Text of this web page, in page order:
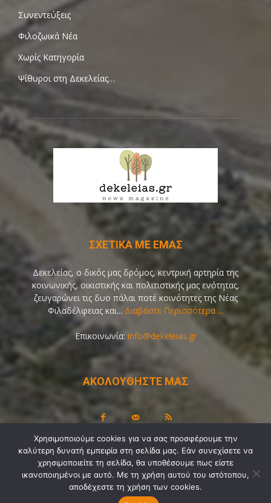
Συνεντεύξεις
Φιλοζωικά Νέα
Χωρίς Κατηγορία
Ψίθυροι στη Δεκελείας…
ΣΧΕΤΙΚΑ ΜΕ ΕΜΑΣ
Δεκελείας, ο δικός μας δρόμος, κεντρική αρτηρία της
κοινωνικής, οικιστικής και πολιτιστικής μας ενότητας,
ζευγαρώνει τις δυο πάλαι ποτέ κοινότητες της Νέας
Φιλαδέλφειας και... Διαβάστε Περισσότερα ...
Επικοινωνία: info@dekeleias.gr
ΑΚΟΛΟΥΘΗΣΤΕ ΜΑΣ
Διαύγεια Λίγα Λόγια για Εμάς
Επικοινωνία
Όροι Χρήσης
Προσωπικά Δεδομένα
Sitemap
Ψηφοφορίες
Χρησιμοποιούμε cookies για να σας προσφέρουμε την
καλύτερη δυνατή εμπειρία στη σελίδα μας. Εάν συνεχίσετε να
χρησιμοποιείτε τη σελίδα, θα υποθέσουμε πως είστε
ικανοποιημένοι με αυτό. Με τη χρήση αυτού του ιστότοπου,
αποδέχεστε τη χρήση των cookies.